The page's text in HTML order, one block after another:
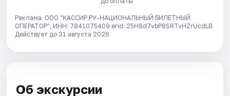
Реклама. ООО "КАССИР.РУ-НАЦИОНАЛЬНЫЙ БИЛЕТНЫЙ
ОПЕРАТОР", ИНН: 7841075409 erid: 25H8d7vbP8SRTvHZrUcdLB.
Действует до 31 августа 2026
Об экскурсии